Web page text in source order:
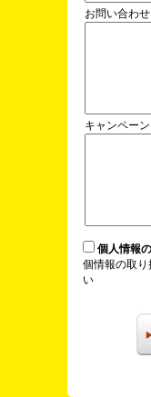
お問い合わせ
キャンペー
個人情報
個情報の取
い